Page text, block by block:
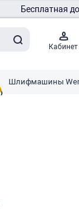
Бесплатная
Кабинет
Шлифмашины